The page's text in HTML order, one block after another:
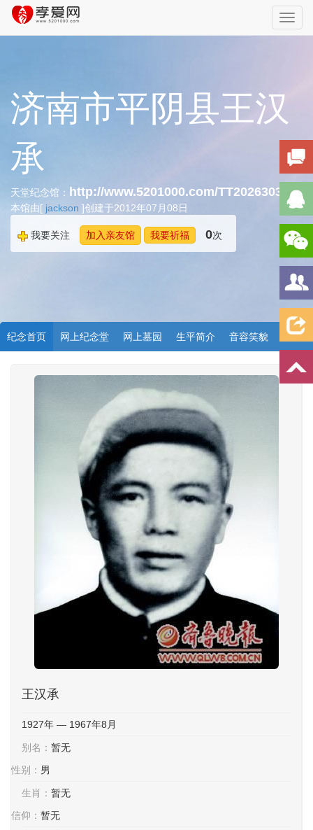
济南市平阴县王汉
承
天堂纪念馆： http://www.5201000.com/TT202630317
本馆由[ jackson ]创建于2012年07月08日
我要关注 加入亲友馆 我要祈福 0次
纪念首页 网上纪念堂 网上墓园 生平简介 音容笑貌
王汉承
1927年 — 1967年8月
别名： 暂无
性别： 男
生肖： 暂无
信仰： 暂无